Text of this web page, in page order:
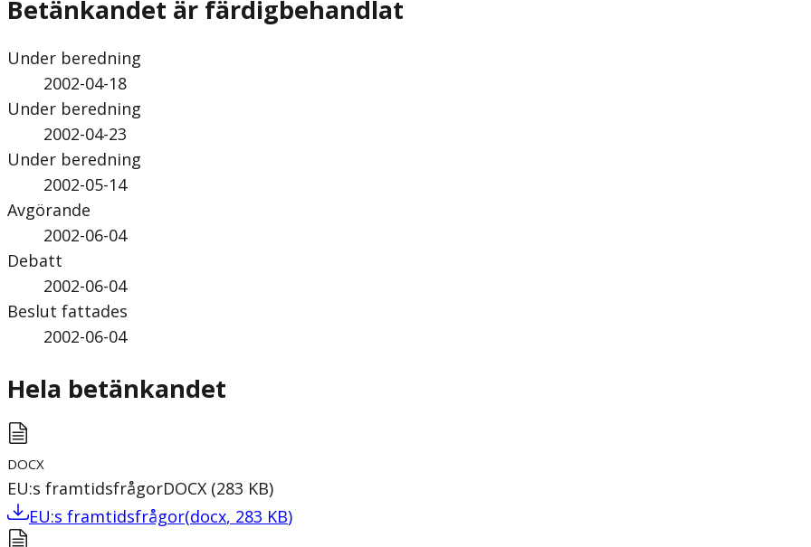
Betänkandet är färdigbehandlat
Under beredning
2002-04-18
Under beredning
2002-04-23
Under beredning
2002-05-14
Avgörande
2002-06-04
Debatt
2002-06-04
Beslut fattades
2002-06-04
Hela betänkandet
DOCX
EU:s framtidsfrågorDOCX (283 KB)
EU:s framtidsfrågor(docx, 283 KB)